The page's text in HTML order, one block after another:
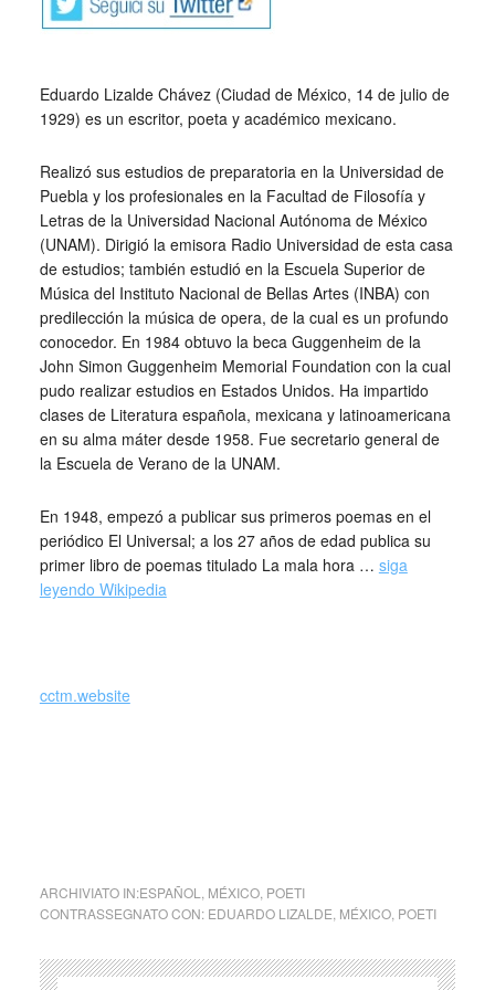
Eduardo Lizalde Chávez (Ciudad de México, 14 de julio de
1929) es un escritor, poeta y académico mexicano.
Realizó sus estudios de preparatoria en la Universidad de
Puebla y los profesionales en la Facultad de Filosofía y
Letras de la Universidad Nacional Autónoma de México
(UNAM). Dirigió la emisora Radio Universidad de esta casa
de estudios; también estudió en la Escuela Superior de
Música del Instituto Nacional de Bellas Artes (INBA) con
predilección la música de opera, de la cual es un profundo
conocedor. En 1984 obtuvo la beca Guggenheim de la
John Simon Guggenheim Memorial Foundation con la cual
pudo realizar estudios en Estados Unidos. Ha impartido
clases de Literatura española, mexicana y latinoamericana
en su alma máter desde 1958. Fue secretario general de
la Escuela de Verano de la UNAM.
En 1948, empezó a publicar sus primeros poemas en el
periódico El Universal; a los 27 años de edad publica su
primer libro de poemas titulado La mala hora … siga
leyendo Wikipedia
cctm.website
ARCHIVIATO IN:ESPAÑOL MÉXICO, POETI
CONTRASSEGNATO CON: EDUARDO LIZALDE MÉXICO, POETI